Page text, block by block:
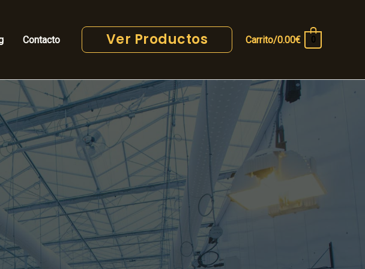
Contacto Ver Productos Carrito/0.00€ 0